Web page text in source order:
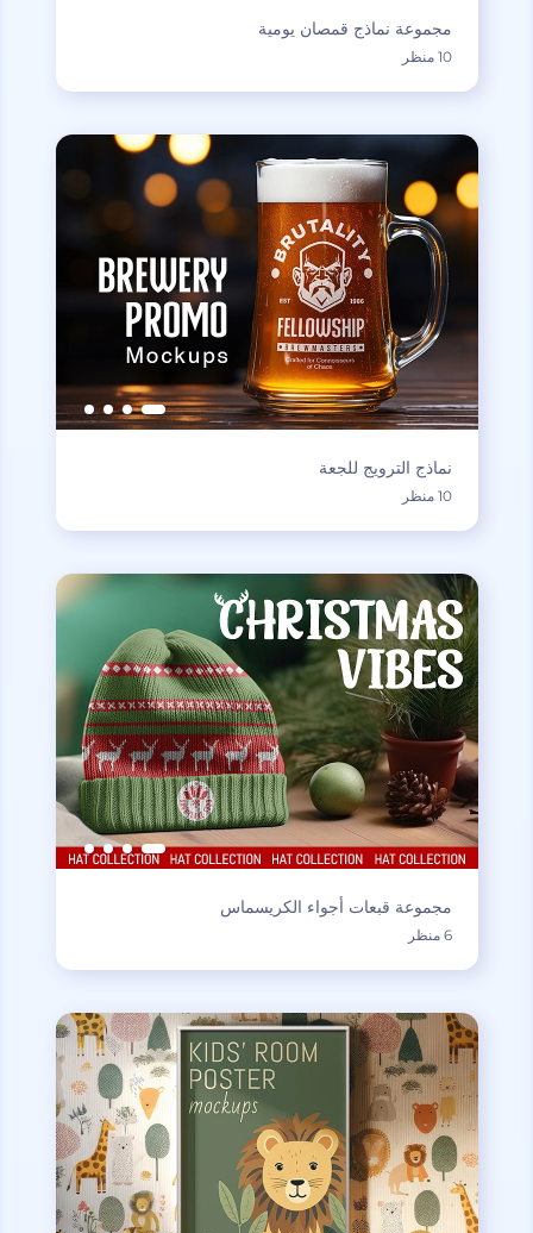
مجموعة نماذج قمصان يومية
10 منظر
نماذج الترويج للجعة
10 منظر
مجموعة قبعات أجواء الكريسماس
6 منظر